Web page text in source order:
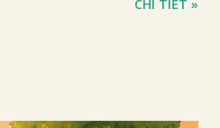
CHI TIẾT »